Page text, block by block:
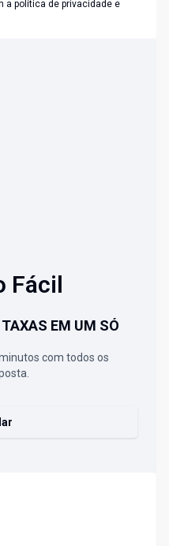
a política de privacidade e
Fácil
EM UM SÓ
com todos os